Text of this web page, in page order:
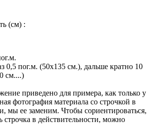
(см) :
0,5 пог.м. (50х135 см.), дальше кратно 10
см....)
приведено для примера, как только у
фотография материала со строчкой в
мы ее заменим. Чтобы сориентироваться,
строчка в действительности, можно